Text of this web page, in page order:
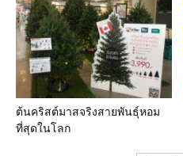
ต้นคริสต์มาสจริงสายพันธุ์หอม
ที่สุดในโลก